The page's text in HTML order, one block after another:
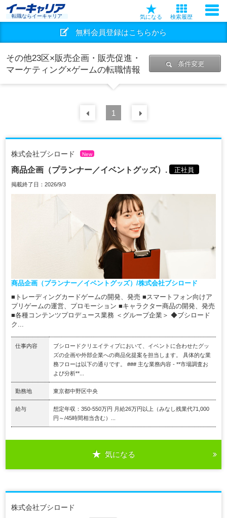
転職ならイーキャリア 気になる 検索履歴
無料会員登録はこちらから
その他23区×販売企画・販売促進・
マーケティング×ゲームの転職情報
条件変更
前の 件
1
株式会社ブシロード New
商品企画（プランナー／イベントグッズ）. 正社員
掲載終了日：2026/9/3
商品企画（プランナー／イベントグッズ）/株式会社ブシロード
■トレーディングカードゲームの開発、発売 ■スマートフォン向けア
プリゲームの運営、プロモーション ■キャラクター商品の開発、発売
■各種コンテンツプロデュース業務 ＜グループ企業＞ ◆ブシロード
ク...
仕事内容
ブシロードクリエイティブにおいて、イベントに合わせたグッ
ズの企画や外部企業への商品化提案を担当します。 具体的な業
務フローは以下の通りです。 ### 主な業務内容 - **市場調査お
よび分析**...
勤務地 東京都中野区中央
給与
想定年収：350-550万円 月給26万円以上（みなし残業代71,000
円～/45時間相当含む）...
気になる
株式会社ブシロード